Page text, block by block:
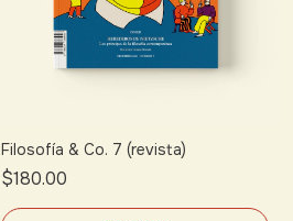
Filosofía & Co. 7 (revista)
$180.00